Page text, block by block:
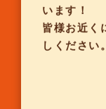
います！
皆様お近く
しください。